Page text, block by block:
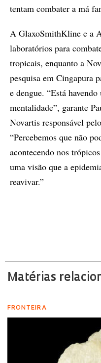
tentam combater a má
A GlaxoSmithKline e a
laboratórios para
tropicais, enquanto a
pesquisa em Cingapura
e dengue. “Está
mentalidade”, garante
Novartis responsável
“Percebemos que não
acontecendo nos
uma visão que a
reavivar.”